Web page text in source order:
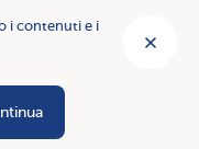
i contenuti e i